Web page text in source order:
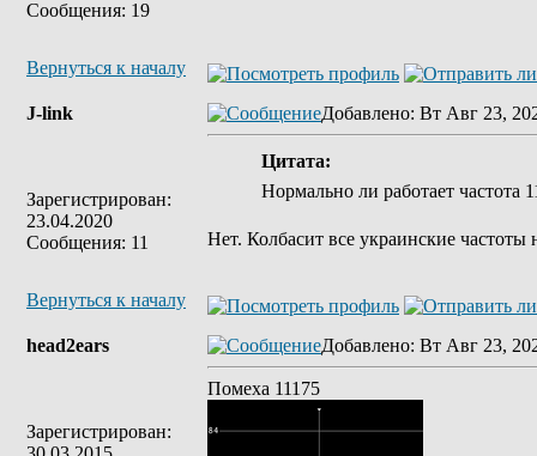
Сообщения: 19
Вернуться к началу
J-link
Зарегистрирован:
23.04.2020
Сообщения: 11
Добавлено: Вт Авг 23,
Цитата:
Нормально ли работает частота
Нет. Колбасит все украинские частоты
Вернуться к началу
head2ears
Зарегистрирован:
Добавлено: Вт Авг 23,
Помеха 11175